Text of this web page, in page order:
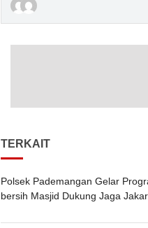
TERKAIT
Polsek Pademangan Gelar
bersih Masjid Dukung Jaga